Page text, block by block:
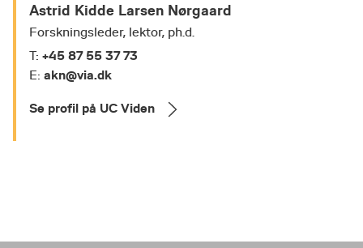
Astrid Kidde Larsen Nørgaard
Forskningsleder, lektor, ph.d.
T: +45 87 55 37 73
E: akn@via.dk
Se profil på UC Viden